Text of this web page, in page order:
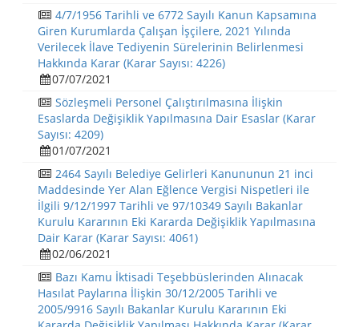
4/7/1956 Tarihli ve 6772 Sayılı Kanun Kapsamına
Giren Kurumlarda Çalışan İşçilere, 2021 Yılında
Verilecek İlave Tediyenin Sürelerinin Belirlenmesi
Hakkında Karar (Karar Sayısı: 4226)
07/07/2021
Sözleşmeli Personel Çalıştırılmasına İlişkin
Esaslarda Değişiklik Yapılmasına Dair Esaslar (Karar
Sayısı: 4209)
01/07/2021
2464 Sayılı Belediye Gelirleri Kanununun 21 inci
Maddesinde Yer Alan Eğlence Vergisi Nispetleri ile
İlgili 9/12/1997 Tarihli ve 97/10349 Sayılı Bakanlar
Kurulu Kararının Eki Kararda Değişiklik Yapılmasına
Dair Karar (Karar Sayısı: 4061)
02/06/2021
Bazı Kamu İktisadi Teşebbüslerinden Alınacak
Hasılat Paylarına İlişkin 30/12/2005 Tarihli ve
2005/9916 Sayılı Bakanlar Kurulu Kararının Eki